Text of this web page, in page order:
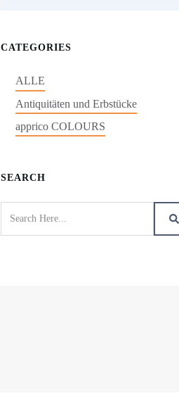
CATEGORIES
ALLE
Antiquitäten und Erbstücke
apprico COLOURS
SEARCH